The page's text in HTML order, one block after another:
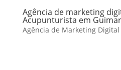
Agência de marketing
Acupunturista em
Agência de Marketing